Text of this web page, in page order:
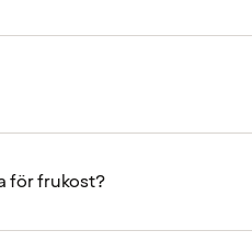
för frukost?